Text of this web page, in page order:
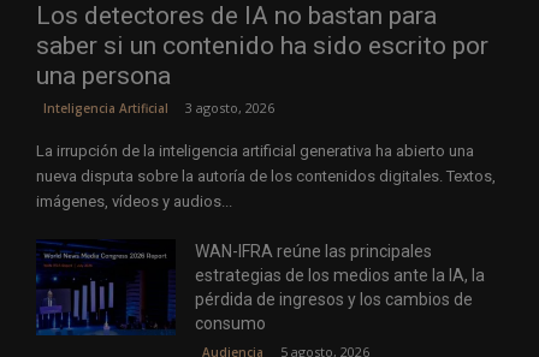
Los detectores de IA no bastan para
saber si un contenido ha sido escrito por
una persona
Inteligencia Artificial 3 agosto, 2026
La irrupción de la inteligencia artificial generativa ha abierto una
nueva disputa sobre la autoría de los contenidos digitales. Textos,
imágenes, vídeos y audios...
WAN-IFRA reúne las principales
estrategias de los medios ante la IA, la
pérdida de ingresos y los cambios de
consumo
Audiencia 5 agosto, 2026